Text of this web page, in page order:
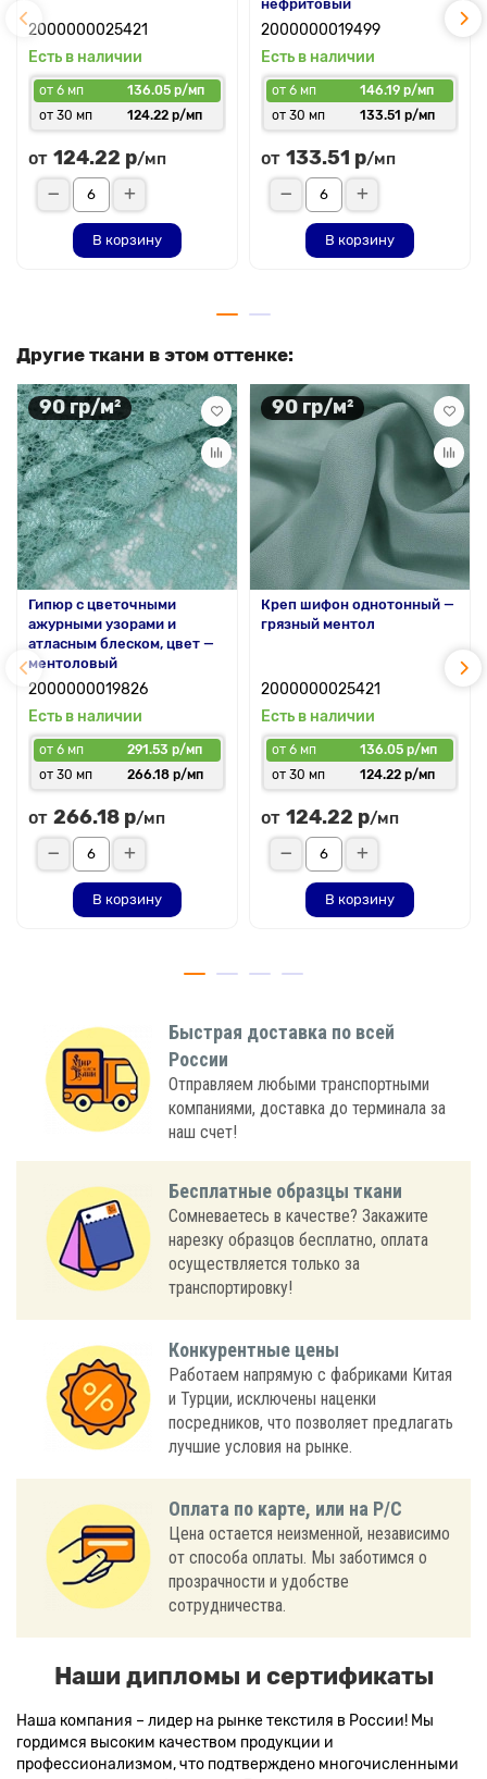
2000000025421
Есть в наличии
от 6 мп
136.05 р/мп
от 30 мп
124.22 р/мп
от 124.22 р/мп
В корзину
нефритовый
2000000019499
Есть в наличии
от 6 мп
146.19 р/мп
от 30 мп
133.51 р/мп
от 133.51 р/мп
В корзину
Другие ткани в этом оттенке:
90 гр/м²
Гипюр с цветочными
ажурными узорами и
атласным блеском, цвет —
ментоловый
2000000019826
Есть в наличии
от 6 мп
291.53 р/мп
от 30 мп
266.18 р/мп
от 266.18 р/мп
В корзину
90 гр/м²
Креп шифон однотонный —
грязный ментол
2000000025421
Есть в наличии
от 6 мп
136.05 р/мп
от 30 мп
124.22 р/мп
от 124.22 р/мп
В корзину
Быстрая доставка по всей
России
Отправляем любыми транспортными
компаниями, доставка до терминала за
наш счет!
Бесплатные образцы ткани
Сомневаетесь в качестве? Закажите
нарезку образцов бесплатно, оплата
осуществляется только за
транспортировку!
Конкурентные цены
Работаем напрямую с фабриками Китая
и Турции, исключены наценки
посредников, что позволяет предлагать
лучшие условия на рынке.
Оплата по карте, или на Р/С
Цена остается неизменной, независимо
от способа оплаты. Мы заботимся о
прозрачности и удобстве
сотрудничества.
Наши дипломы и сертификаты
Наша компания – лидер на рынке текстиля в России! Мы
гордимся высоким качеством продукции и
профессионализмом, что подтверждено многочисленными